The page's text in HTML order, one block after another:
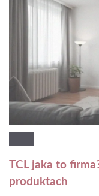
TCL jaka to
produktach